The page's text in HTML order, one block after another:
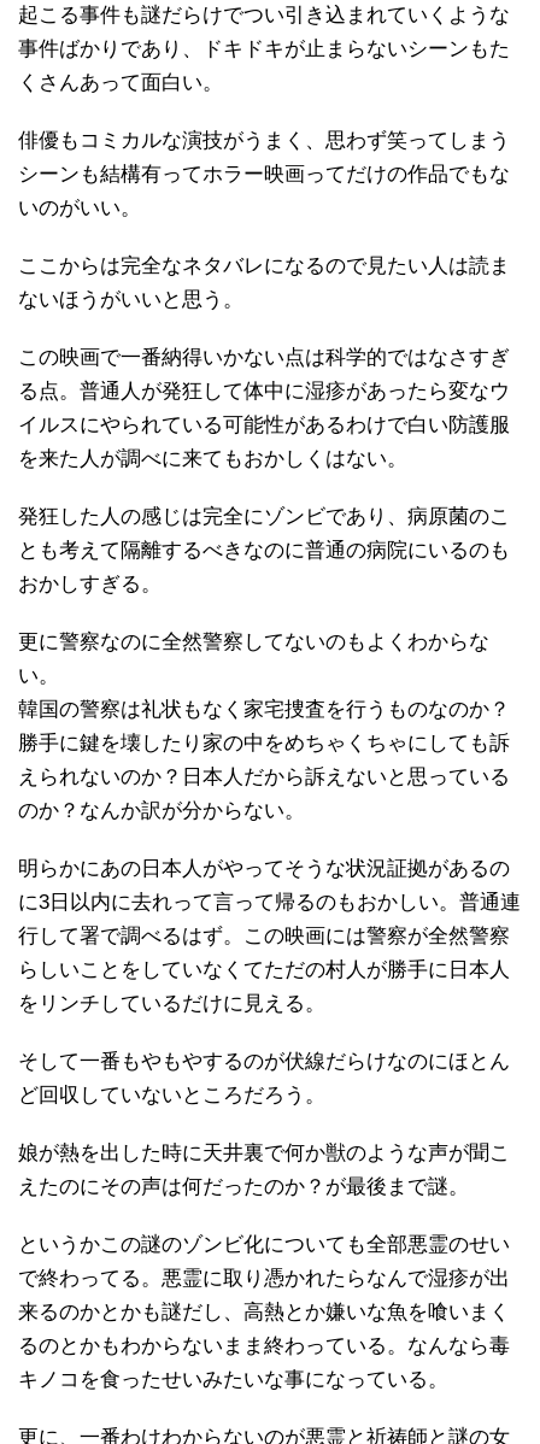
起こる事件も謎だらけでつい引き込まれていくような
事件ばかりであり、ドキドキが止まらないシーンもた
くさんあって面白い。
俳優もコミカルな演技がうまく、思わず笑ってしまう
シーンも結構有ってホラー映画ってだけの作品でもな
いのがいい。
ここからは完全なネタバレになるので見たい人は読ま
ないほうがいいと思う。
この映画で一番納得いかない点は科学的ではなさすぎ
る点。普通人が発狂して体中に湿疹があったら変なウ
イルスにやられている可能性があるわけで白い防護服
を来た人が調べに来てもおかしくはない。
発狂した人の感じは完全にゾンビであり、病原菌のこ
とも考えて隔離するべきなのに普通の病院にいるのも
おかしすぎる。
更に警察なのに全然警察してないのもよくわからな
い。
韓国の警察は礼状もなく家宅捜査を行うものなのか？
勝手に鍵を壊したり家の中をめちゃくちゃにしても訴
えられないのか？日本人だから訴えないと思っている
のか？なんか訳が分からない。
明らかにあの日本人がやってそうな状況証拠があるの
に3日以内に去れって言って帰るのもおかしい。普通連
行して署で調べるはず。この映画には警察が全然警察
らしいことをしていなくてただの村人が勝手に日本人
をリンチしているだけに見える。
そして一番もやもやするのが伏線だらけなのにほとん
ど回収していないところだろう。
娘が熱を出した時に天井裏で何か獣のような声が聞こ
えたのにその声は何だったのか？が最後まで謎。
というかこの謎のゾンビ化についても全部悪霊のせい
で終わってる。悪霊に取り憑かれたらなんで湿疹が出
来るのかとかも謎だし、高熱とか嫌いな魚を喰いまく
るのとかもわからないまま終わっている。なんなら毒
キノコを食ったせいみたいな事になっている。
更に、一番わけわからないのが悪霊と祈祷師と謎の女